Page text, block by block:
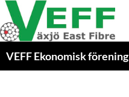
Hoppa
till
innehåll
VEFF Ekonomisk förening